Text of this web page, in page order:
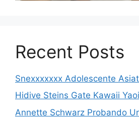
Recent Posts
Snexxxxxxx Adolescente
Hidive Steins Gate Kawaii
Annette Schwarz Probando